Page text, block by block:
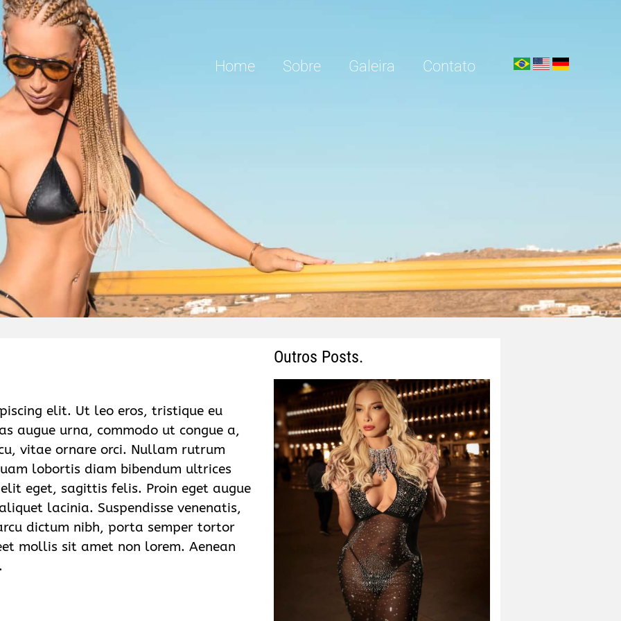
Home Sobre Galeira Contato
elit. Ut leo eros, tristique eu
augue urna, commodo ut congue a,
vitae ornare orci. Nullam rutrum
lobortis diam bibendum ultrices
eget, sagittis felis. Proin eget augue
lacinia. Suspendisse venenatis,
dictum nibh, porta semper tortor
mollis sit amet non lorem. Aenean
Outros Posts.